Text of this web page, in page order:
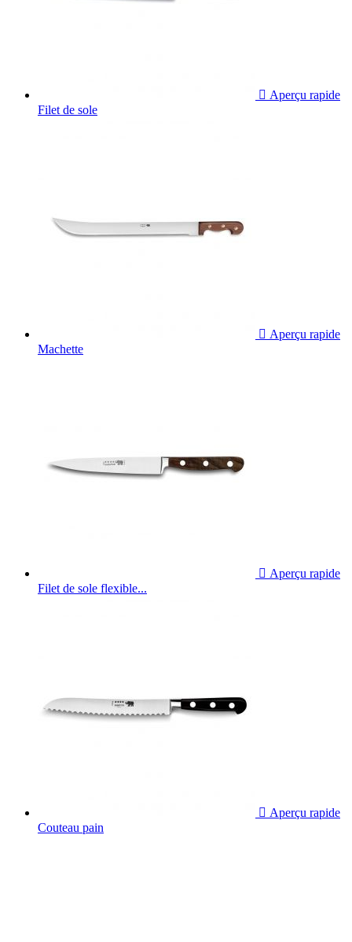
 Aperçu rapide
Filet de sole
 Aperçu rapide
Machette
 Aperçu rapide
Filet de sole flexible...
 Aperçu rapide
Couteau pain